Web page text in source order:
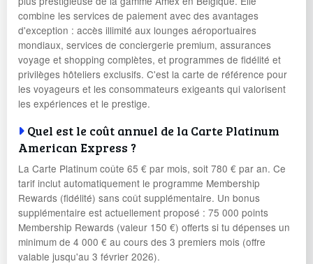
combine les services de paiement avec des avantages
d'exception : accès illimité aux lounges aéroportuaires
mondiaux, services de conciergerie premium, assurances
voyage et shopping complètes, et programmes de fidélité et
privilèges hôteliers exclusifs. C'est la carte de référence pour
les voyageurs et les consommateurs exigeants qui valorisent
les expériences et le prestige.
Quel est le coût annuel de la Carte Platinum
American Express ?
La Carte Platinum coûte 65 € par mois, soit 780 € par an. Ce
tarif inclut automatiquement le programme Membership
Rewards (fidélité) sans coût supplémentaire. Un bonus
supplémentaire est actuellement proposé : 75 000 points
Membership Rewards (valeur 150 €) offerts si tu dépenses un
minimum de 4 000 € au cours des 3 premiers mois (offre
valable jusqu'au 3 février 2026).